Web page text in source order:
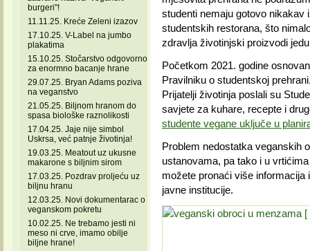
burgeri"!
11.11.25. Kreće Zeleni izazov
17.10.25. V-Label na jumbo
plakatima
15.10.25. Stočarstvo odgovorno
za enormno bacanje hrane
29.07.25. Bryan Adams poziva
na veganstvo
21.05.25. Biljnom hranom do
spasa biološke raznolikosti
17.04.25. Jaje nije simbol
Uskrsa, već patnje životinja!
19.03.25. Meatout uz ukusne
makarone s biljnim sirom
17.03.25. Pozdrav proljeću uz
biljnu hranu
12.03.25. Novi dokumentarac o
veganskom pokretu
10.02.25. Ne trebamo jesti ni
meso ni crve, imamo obilje
biljne hrane!
studenti nemaju gotovo nikakav
studentskih restorana, što
zdravlja životinjski proizvodi
Početkom 2021. godine
Pravilniku o studentskoj
Prijatelji životinja poslali su
savjete za kuhare, recepte i
studente vegane uključe u
Problem nedostatka veganskih
ustanovama, pa tako i u
možete pronaći više informacija
javne institucije.